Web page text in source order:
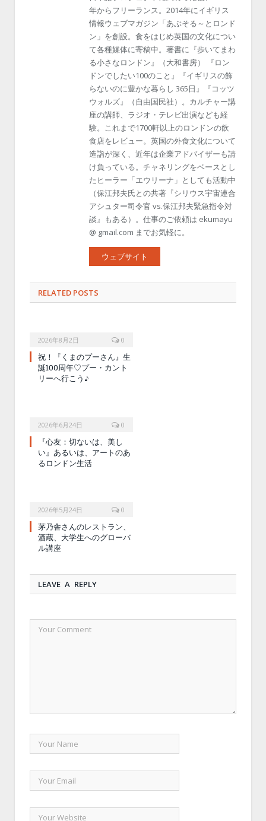
年からフリーランス。2014年にイギリス
情報ウェブマガジン「あぶそる～とロンド
ン」を創設。食をはじめ英国の文化につい
て各種媒体に寄稿中。著書に『歩いてまわ
る小さなロンドン』（大和書房） 『ロン
ドンでしたい100のこと』『イギリスの飾
らないのに豊かな暮らし 365日』『コッツ
ウォルズ』（自由国民社）。カルチャー講
座の講師、ラジオ・テレビ出演なども経
験。これまで1700軒以上のロンドンの飲
食店をレビュー。英国の外食文化について
造詣が深く、近年は企業アドバイザーも請
け負っている。チャネリングをベースとし
たヒーラー「エウリーナ」としても活動中
（保江邦夫氏との共著『シリウス宇宙連合
アシュター司令官 vs.保江邦夫緊急指令対
談』もある）。仕事のご依頼は ekumayu
@ gmail.com までお気軽に。
ウェブサイト
RELATED POSTS
2026年8月2日 0
祝！『くまのプーさん』生
誕100周年♡プー・カント
リーへ行こう♪
2026年6月24日 0
『心友：切ないは、美し
い』あるいは、アートのあ
るロンドン生活
2026年5月24日 0
茅乃舎さんのレストラン、
酒蔵、大学生へのグローバ
ル講座
LEAVE A REPLY